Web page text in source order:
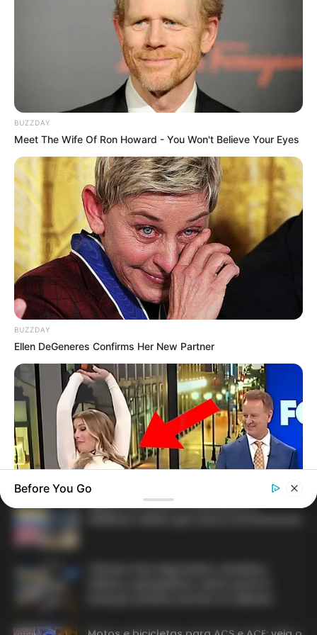
Deputados por erro em seu texto.
ACS e ACE: celetista, estatutário ou
contrato precário — entenda o que muda
no seu bolso e na sua carreira.
DIVERSAS
MATÉRIAS EM DESTAQUE NOS ÚLTIMOS 30 DIAS
Prefeitura realiza a maior entrega de
motocicletas aos Agentes de Saúde da
história...
Agente de Saúde é indiciada por
falsificar visitas que nunca aconteceram.
Terceiro lote da restituição do IR paga
R$ 4,61 bilhões para 2,7 milhões de
contribuintes.
Agente de Saúde é indiciada por
BUZZDAY
Meet The Wife Of Ron Howard - You Won't Believe Your Eyes
BUZZDAY
Ellen DeGeneres Confirms Her New Partner
Viewers Had To Look Away When This Happened On Live Tv
Before You Go